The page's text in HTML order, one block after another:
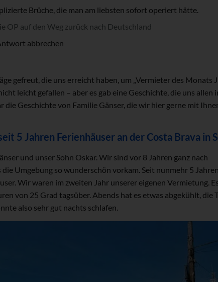
Brüche, die man am liebsten sofort operiert hätte.
OP auf den Weg zurück nach Deutschland
abbrechen
gefreut, die uns erreicht haben, um „Vermieter des Monats
leicht gefallen – aber es gab eine Geschichte, die uns allen
die Geschichte von Familie Gänser, die wir hier gerne mit
5 Jahren Ferienhäuser an der Costa Brava in
und unser Sohn Oskar. Wir sind vor 8 Jahren ganz nach
die Umgebung so wunderschön vorkam. Seit nunmehr 5
Wir waren im zweiten Jahr unserer eigenen Vermietung.
von 25 Grad tagsüber. Abends hat es etwas abgekühlt, die
also sehr gut nachts schlafen.